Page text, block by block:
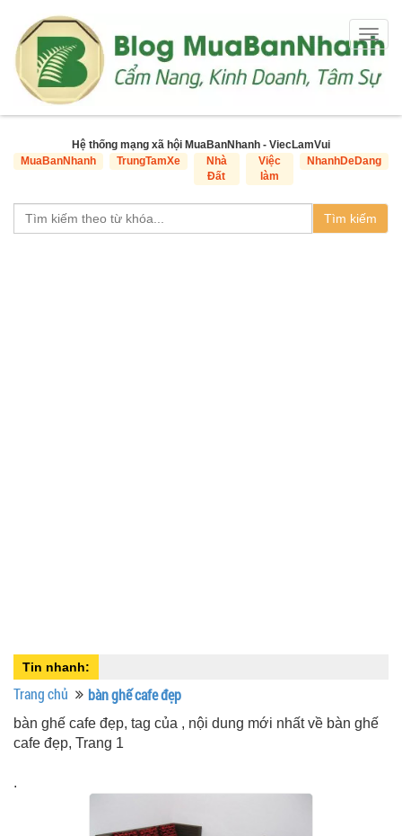
Hệ thống mạng xã hội MuaBanNhanh - ViecLamVui
MuaBanNhanh
TrungTamXe
Nhà
Đất
Việc
làm
NhanhDeDang
Tìm kiếm
Tin nhanh:
Trang chủ bàn ghế cafe đẹp
bàn ghế cafe đẹp, tag của , nội dung mới nhất về bàn ghế
cafe đẹp, Trang 1
.